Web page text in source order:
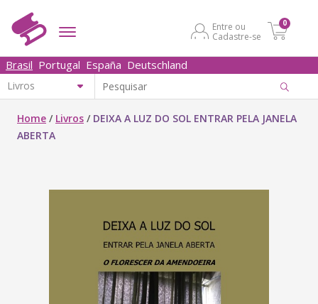
Entre ou
Cadastre-se
0
Brasil Portugal España Deutschland
Home / Livros / DEIXA A LUZ DO SOL ENTRAR PELA JANELA
ABERTA